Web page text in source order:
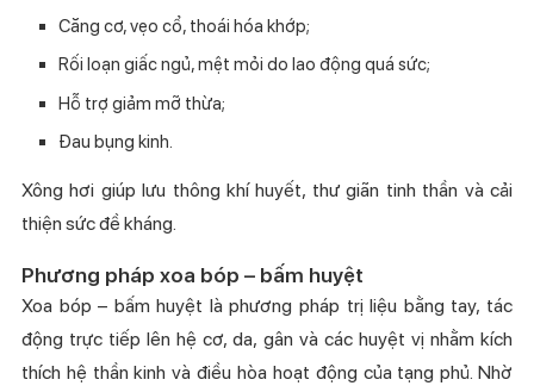
Căng cơ, vẹo cổ, thoái hóa khớp;
Rối loạn giấc ngủ, mệt mỏi do lao động quá sức;
Hỗ trợ giảm mỡ thừa;
Đau bụng kinh.
Xông hơi giúp lưu thông khí huyết, thư giãn tinh thần và cải
thiện sức đề kháng.
Phương pháp xoa bóp – bấm huyệt
Xoa bóp – bấm huyệt là phương pháp trị liệu bằng tay, tác
động trực tiếp lên hệ cơ, da, gân và các huyệt vị nhằm kích
thích hệ thần kinh và điều hòa hoạt động của tạng phủ. Nhờ